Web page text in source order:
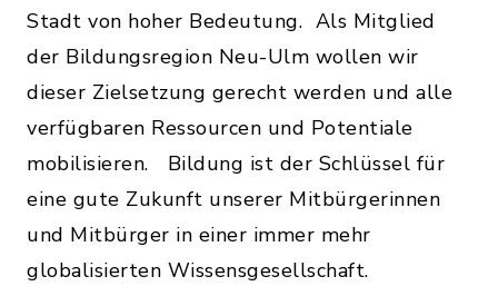
Stadt von hoher Bedeutung. Als Mitglied
der Bildungsregion Neu-Ulm wollen wir
dieser Zielsetzung gerecht werden und alle
verfügbaren Ressourcen und Potentiale
mobilisieren. Bildung ist der Schlüssel für
eine gute Zukunft unserer Mitbürgerinnen
und Mitbürger in einer immer mehr
globalisierten Wissensgesellschaft.